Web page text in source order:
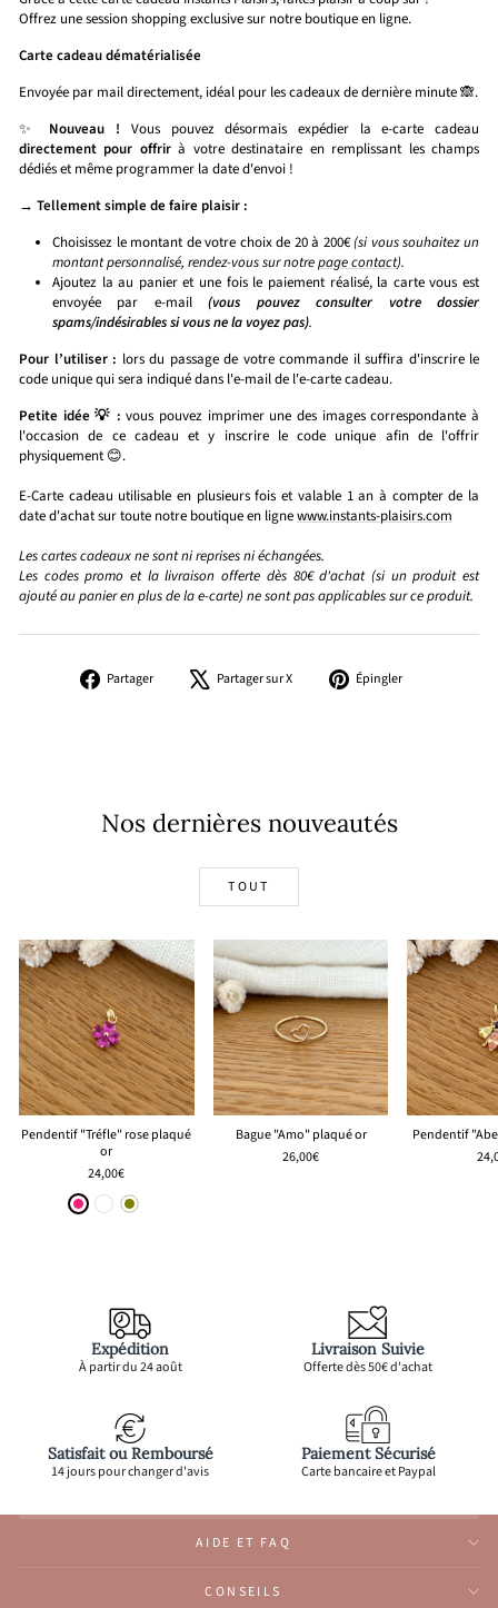
Offrez une session shopping exclusive sur notre boutique en ligne.
Carte cadeau dématérialisée
Envoyée par mail directement, idéal pour les cadeaux de dernière minute 🙈.
✨
Nouveau ! Vous pouvez désormais expédier la e-carte cadeau
directement pour offrirà votre destinataire en remplissant les champs
dédiés et même programmer la date d'envoi !
→ Tellement simple de faire plaisir :
Choisissez le montant de votre choix de 20 à 200€(si vous souhaitez un
montant personnalisé, rendez-vous sur notrepage contact).
Ajoutez la au panier et une fois le paiement réalisé, la carte vous est
envoyée par e-mail(vous pouvez consulter votre dossier
spams/indésirables si vous ne la voyez pas).
Pour l’utiliser : lors du passage de votre commande il suffira d'inscrire le
code unique qui sera indiqué dans l'e-mail de l'e-carte cadeau.
Petite idée 💡 : vous pouvez imprimer une des images correspondante à
l'occasion de ce cadeau et y inscrire le code unique afin de l'offrir
physiquement 😊.
E-Carte cadeau utilisable en plusieurs fois et valable 1 an à compter de la
date d'achat sur toute notre boutique en lignewww.instants-plaisirs.com
Les cartes cadeaux ne sont ni reprises ni échangées.
Les codes promo et la livraison offerte dès 80€ d'achat (si un produit est
ajouté au panier en plus de la e-carte) ne sont pas applicables sur ce produit.
Partager
PartagerPartager sur X
Tweeter Épingler
Nos dernières nouveautés
TOUT
Pendentif "Tréfle" rose plaqué
or
24,00€
Bague "Amo" plaqué or
26,00€
Pendentif
Expédition
À partir du 24 août
Livraison Suivie
Offerte dès 50€ d'achat
Satisfait ou Remboursé
14 jours pour changer d'avis
Paiement Sécurisé
Carte bancaire et Paypal
AIDE ET FAQ
CONSEILS